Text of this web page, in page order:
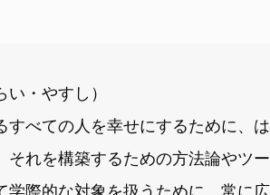
・やすし）
すべての人を幸せにするために、
それを構築するための方法論やツ